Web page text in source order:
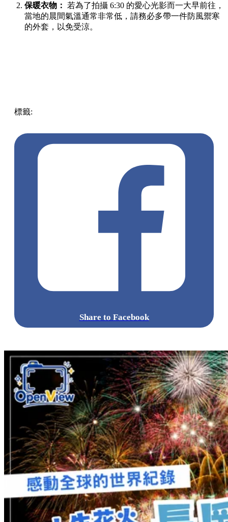
保暖衣物：
若為了拍攝 6:30 的愛心光影而一大早前往，
當地的晨間氣溫通常非常低，請務必多帶一件防風禦寒
的外套，以免受涼。
標籤:
Share to Facebook